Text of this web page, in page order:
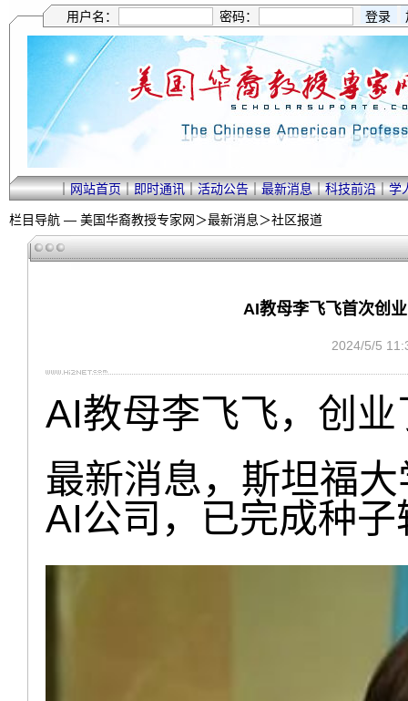
用户名： 密码：
｜网站首页｜即时通讯｜活动公告｜最新消息｜科技前沿｜学
栏目导航 — 美国华裔教授专家网＞最新消息＞社区报道
AI教母李飞飞首次创
2024/5/5
AI教母李飞飞，创业
最新消息，斯坦福
AI公司，已完成种子